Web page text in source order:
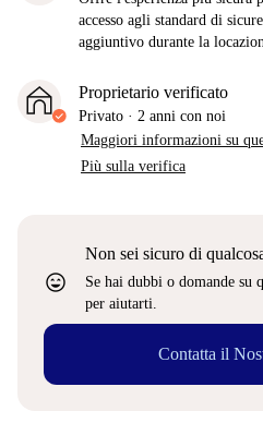
accesso agli standard di
aggiuntivo durante la
Proprietario verificato
Privato · 2 anni con noi
Maggiori informazioni su
Più sulla verifica
sentiment_very_satisfied
Non sei sicuro di
Se hai dubbi o domande su
per aiutarti.
Contatta il